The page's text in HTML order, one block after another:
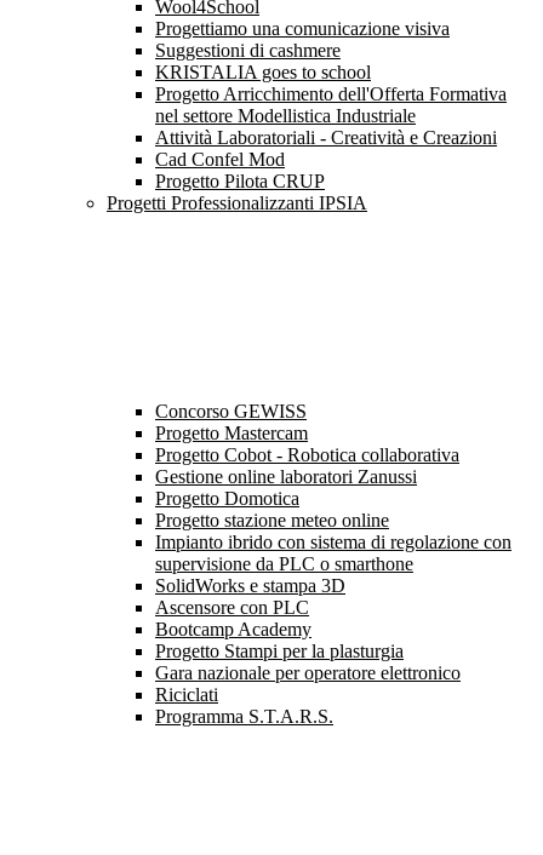
Wool4School
Progettiamo una comunicazione visiva
Suggestioni di cashmere
KRISTALIA goes to school
Progetto Arricchimento dell'Offerta Formativa
nel settore Modellistica Industriale
Attività Laboratoriali - Creatività e Creazioni
Cad Confel Mod
Progetto Pilota CRUP
Progetti Professionalizzanti IPSIA
Concorso GEWISS
Progetto Mastercam
Progetto Cobot - Robotica collaborativa
Gestione online laboratori Zanussi
Progetto Domotica
Progetto stazione meteo online
Impianto ibrido con sistema di regolazione con
supervisione da PLC o smarthone
SolidWorks e stampa 3D
Ascensore con PLC
Bootcamp Academy
Progetto Stampi per la plasturgia
Gara nazionale per operatore elettronico
Riciclati
Programma S.T.A.R.S.